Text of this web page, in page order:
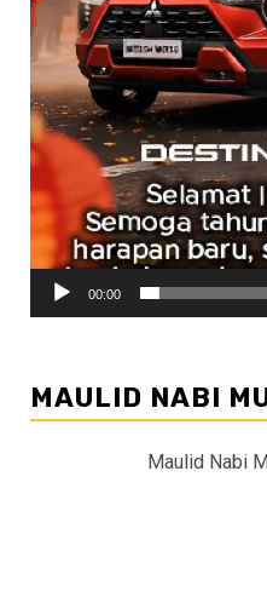
00:00
MAULID NABI
Maulid Nabi